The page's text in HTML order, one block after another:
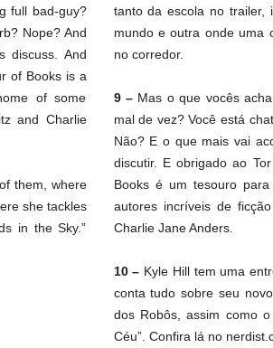
full bad-guy?
Nope? And
discuss. And
of Books is a
of some
and Charlie
them, where
she tackles
in the Sky.”
tanto da escola no trailer,
mundo e outra onde uma
no corredor.
9 – Mas o que vocês
mal de vez? Você está
Não? E o que mais vai
discutir. E obrigado ao
Books é um tesouro
autores incríveis de
Charlie Jane Anders.
10 – Kyle Hill tem uma
conta tudo sobre seu
dos Robôs, assim como
Céu”. Confira lá no